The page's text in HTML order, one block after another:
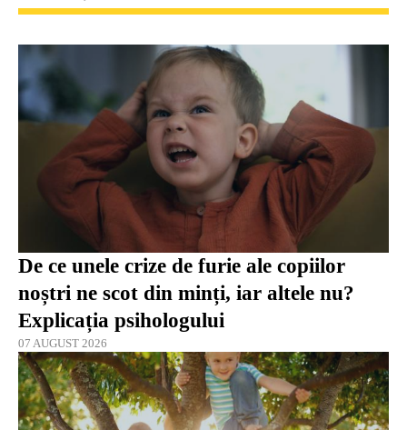
De ce unele crize de furie ale copiilor
noștri ne scot din minți, iar altele nu?
Explicația psihologului
07 AUGUST 2026